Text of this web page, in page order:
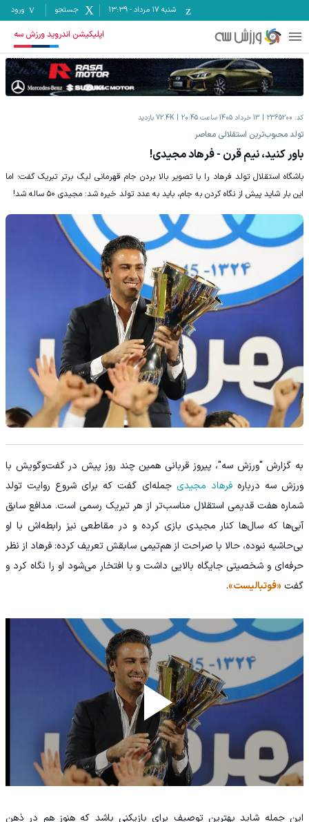
شنبه ۱۷ مرداد -
13:39 جستجو ورود
اپلیکیشن اندروید ورزش سه
کد: 2365200 13 خرداد 1405 ساعت 20:45 72.4K بازدید
تولد محبوب‌ترین استقلالی معاصر
باور کنید، نیم قرن - فرهاد مجیدی!
باشگاه استقلال تولد فرهاد را با تصویر بالا بردن جام قهرمانی لیگ برتر تبریک گفت؛ اما
این بار شاید پیش از نگاه کردن به جام، باید به عدد تولد خیره شد: مجیدی ۵۰ ساله شد!
به گزارش "ورزش سه"، پیروز قربانی همین چند روز پیش در گفت‌وگویش با
ورزش سه دربارهفرهاد مجیدی جمله‌ای گفت که برای شروع روایت تولد
شماره هفت قدیمی استقلال مناسب‌تر از هر تبریک رسمی است. مدافع سابق
آبی‌ها که سال‌ها کنار مجیدی بازی کرده و در مقاطعی نیز رابطه‌اش با او
بی‌حاشیه نبوده، حالا با صراحت از هم‌تیمی سابقش تعریف کرده: فرهاد از نظر
حرفه‌ای و شخصیتی جایگاه بالایی داشت و با افتخار می‌شود او را نگاه کرد و
گفت «فوتبالیست».
این جمله شاید بهترین توصیف برای بازیکنی باشد که هنوز هم در ذهن